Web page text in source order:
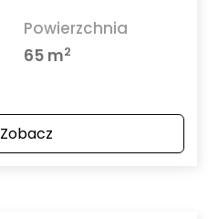
Powierzchnia
65 m2
Zobacz